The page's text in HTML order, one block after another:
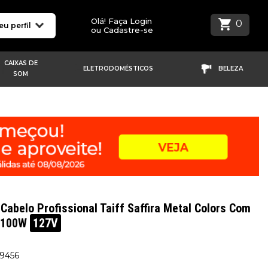
perfil
Olá! Faça Login
ou Cadastre-se
0
CAIXAS DE
SOM
ELETRODOMÉSTICOS BELEZA
Profissional Taiff Saffira Metal Colors Com
127V